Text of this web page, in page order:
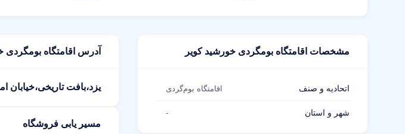
مشخصات اقامتگاه بومگردی خورشید کویر
اتحادیه و صنف اقامتگاه بوم‌گردی
شهر و استان -
آدرس اقامتگاه بومگردی
یزد،بافت تاریخی،خیابان
مسیر یابی فروشگاه